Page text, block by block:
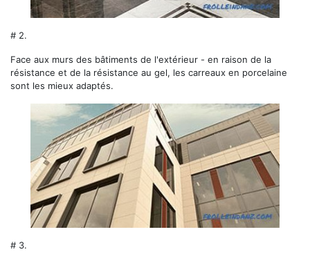
# 2.
Face aux murs des bâtiments de l'extérieur - en raison de la
résistance et de la résistance au gel, les carreaux en porcelaine
sont les mieux adaptés.
# 3.